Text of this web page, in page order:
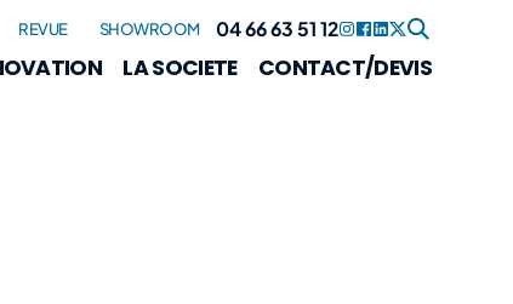
LA SOCIETE CONTACT/DEVIS
REVUE SHOWROOM 04 66 63 51 12